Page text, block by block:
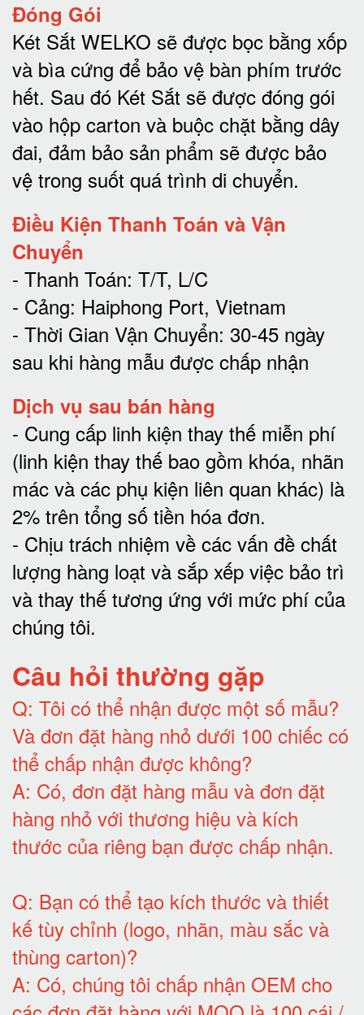
Đóng Gói
Két Sắt WELKO sẽ được bọc bằng xốp
và bìa cứng để bảo vệ bàn phím trước
hết. Sau đó Két Sắt sẽ được đóng gói
vào hộp carton và buộc chặt bằng dây
đai, đảm bảo sản phẩm sẽ được bảo
vệ trong suốt quá trình di chuyển.
Điều Kiện Thanh Toán và Vận
Chuyển
- Thanh Toán: T/T, L/C
- Cảng: Haiphong Port, Vietnam
- Thời Gian Vận Chuyển: 30-45 ngày
sau khi hàng mẫu được chấp nhận
Dịch vụ sau bán hàng
- Cung cấp linh kiện thay thế miễn phí
(linh kiện thay thế bao gồm khóa, nhãn
mác và các phụ kiện liên quan khác) là
2% trên tổng số tiền hóa đơn.
- Chịu trách nhiệm về các vấn đề chất
lượng hàng loạt và sắp xếp việc bảo trì
và thay thế tương ứng với mức phí của
chúng tôi.
Câu hỏi thường gặp
Q: Tôi có thể nhận được một số mẫu?
Và đơn đặt hàng nhỏ dưới 100 chiếc có
thể chấp nhận được không?
A: Có, đơn đặt hàng mẫu và đơn đặt
hàng nhỏ với thương hiệu và kích
thước của riêng bạn được chấp nhận.
Q: Bạn có thể tạo kích thước và thiết
kế tùy chỉnh (logo, nhãn, màu sắc và
thùng carton)?
A: Có, chúng tôi chấp nhận OEM cho